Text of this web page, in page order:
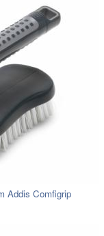
Addis Comfigrip